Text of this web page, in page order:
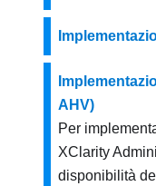
AHV)
Per
XClarity
disponibilità